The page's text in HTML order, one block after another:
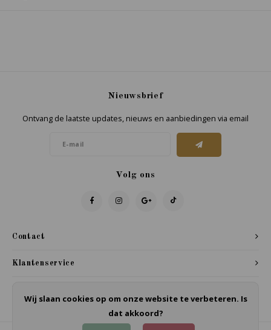
Contact
Nieuwsbrief
Ontvang de laatste updates, nieuws en aanbiedingen via email
Volg ons
Klantenservice
Wij slaan cookies op om onze website te verbeteren. Is
dat akkoord?